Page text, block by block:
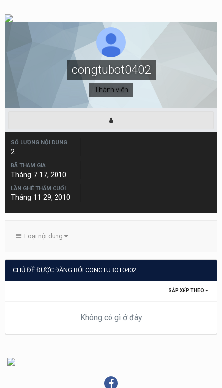
congtubot0402
Thành viên
SỐ LƯỢNG NỘI DUNG
2
ĐÃ THAM GIA
Tháng 7 17, 2010
LẦN GHÉ THĂM CUỐI
Tháng 11 29, 2010
Loại nội dung
CHỦ ĐỀ ĐƯỢC ĐĂNG BỞI CONGTUBOT0402
SẮP XẾP THEO
Không có gì ở đây